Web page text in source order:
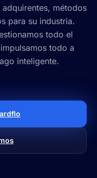
métodos
para su industria.
todo el
todo a
inteligente.